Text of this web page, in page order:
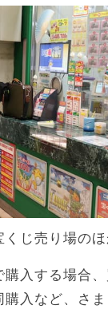
じ売り場の
入する場合
入など、さ